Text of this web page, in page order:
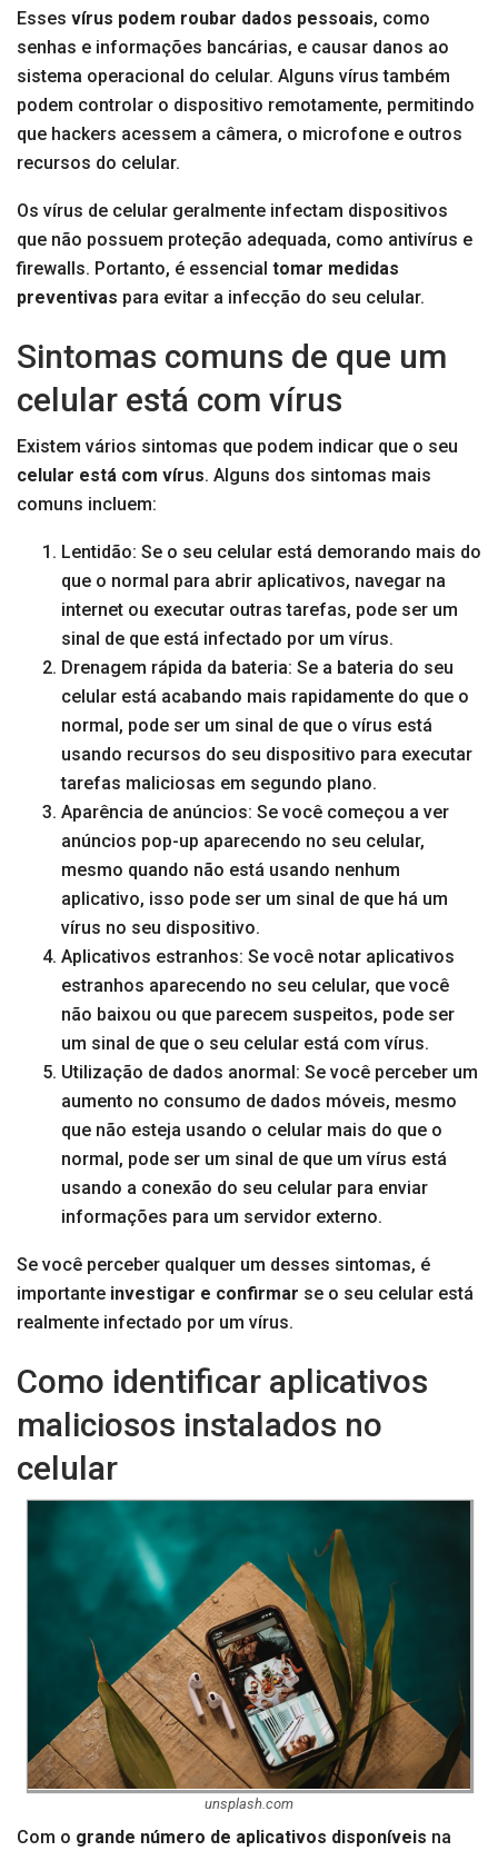
Esses vírus podem roubar dados pessoais, como
senhas e informações bancárias, e causar danos ao
sistema operacional do celular. Alguns vírus também
podem controlar o dispositivo remotamente, permitindo
que hackers acessem a câmera, o microfone e outros
recursos do celular.
Os vírus de celular geralmente infectam dispositivos
que não possuem proteção adequada, como antivírus e
firewalls. Portanto, é essencial tomar medidas
preventivas para evitar a infecção do seu celular.
Sintomas comuns de que um
celular está com vírus
Existem vários sintomas que podem indicar que o seu
celular está com vírus. Alguns dos sintomas mais
comuns incluem:
Lentidão: Se o seu celular está demorando mais do
que o normal para abrir aplicativos, navegar na
internet ou executar outras tarefas, pode ser um
sinal de que está infectado por um vírus.
Drenagem rápida da bateria: Se a bateria do seu
celular está acabando mais rapidamente do que o
normal, pode ser um sinal de que o vírus está
usando recursos do seu dispositivo para executar
tarefas maliciosas em segundo plano.
Aparência de anúncios: Se você começou a ver
anúncios pop-up aparecendo no seu celular,
mesmo quando não está usando nenhum
aplicativo, isso pode ser um sinal de que há um
vírus no seu dispositivo.
Aplicativos estranhos: Se você notar aplicativos
estranhos aparecendo no seu celular, que você
não baixou ou que parecem suspeitos, pode ser
um sinal de que o seu celular está com vírus.
Utilização de dados anormal: Se você perceber um
aumento no consumo de dados móveis, mesmo
que não esteja usando o celular mais do que o
normal, pode ser um sinal de que um vírus está
usando a conexão do seu celular para enviar
informações para um servidor externo.
Se você perceber qualquer um desses sintomas, é
importante investigar e confirmar se o seu celular está
realmente infectado por um vírus.
Como identificar aplicativos
maliciosos instalados no
celular
unsplash.com
Com o grande número de aplicativos disponíveis na